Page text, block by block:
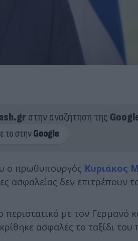
στην αναζήτηση της
ο πρωθυπουργός Κυριάκος
ασφαλείας δεν επιτρέπουν
με τον Γερμανό
ασφαλές το ταξίδι